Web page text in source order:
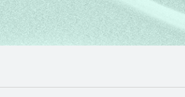
77 65
85 47 5